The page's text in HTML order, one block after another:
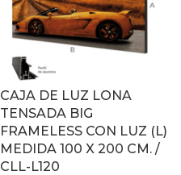
CAJA DE LUZ LONA
TENSADA BIG
FRAMELESS CON LUZ (L)
MEDIDA 100 X 200 CM. /
CLL-L120